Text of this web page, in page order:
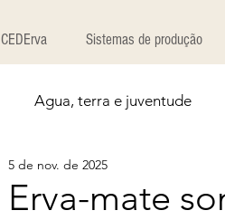
CEDErva Sistemas de produção
Agua, terra e juventude
Erva-mate
5 de nov. de 2025